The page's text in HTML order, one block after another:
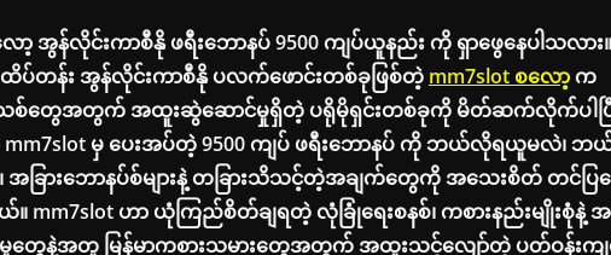
ော့ အွန်လိုင်းကာစီနို ဖရီးဘောနပ် 9500 ကျပ်ယူနည်း ကို ရှာဖွေနေပါသလာ
ထိပ်တန်း အွန်လိုင်းကာစီနို ပလက်ဖောင်းတစ်ခုဖြစ်တဲ့ mm7slot စလော့က
သစ်တွေအတွက် အထူးဆွဲဆောင်မှုရှိတဲ့ ပရိုမိုရှင်းတစ်ခုကို မိတ်ဆက်လိုက်ပါပြီ
ာ mm7slot မှ ပေးအပ်တဲ့ 9500 ကျပ် ဖရီးဘောနပ် ကို ဘယ်လိုရယူမလဲ၊
ခြားဘောနပ်စ်များနဲ့ တခြားသိသင့်တဲ့အချက်တွေကို အသေးစိတ် တင်ပြပ
ယ်။ mm7slot ဟာ ယုံကြည်စိတ်ချရတဲ့ လုံခြုံရေးစနစ်၊ ကစားနည်းမျိုးစုံနဲ့
တွေနဲ့အတူ မြန်မာကစားသမားတွေအတွက် အထူးသင့်လျော်တဲ့ ပတ်ဝန်းက